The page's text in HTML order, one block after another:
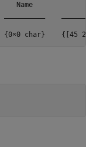
Name